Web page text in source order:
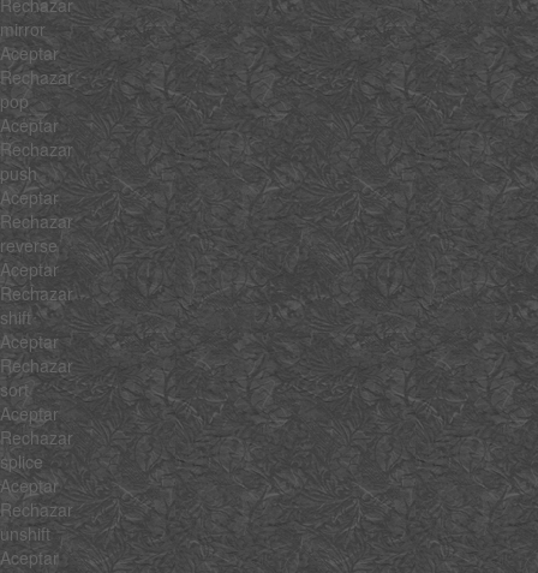
Rechazar
mirror
Aceptar
Rechazar
pop
Aceptar
Rechazar
push
Aceptar
Rechazar
reverse
Aceptar
Rechazar
shift
Aceptar
Rechazar
sort
Aceptar
Rechazar
splice
Aceptar
Rechazar
unshift
Aceptar